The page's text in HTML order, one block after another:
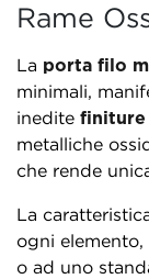
Rame
La porta filo
minimali,
inedite
metalliche
che rende
La
ogni
o ad uno